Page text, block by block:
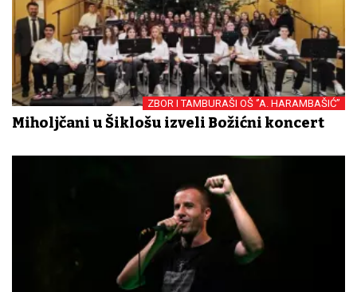
ZBOR I TAMBURAŠI OŠ ‘’A. HARAMBAŠIĆ’’
Miholjčani u Šiklošu izveli Božićni koncert